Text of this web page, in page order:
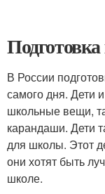
В России
самого дня. Дети
школьные вещи,
карандаши. Дети
для школы. Этот
они хотят быть
школе.